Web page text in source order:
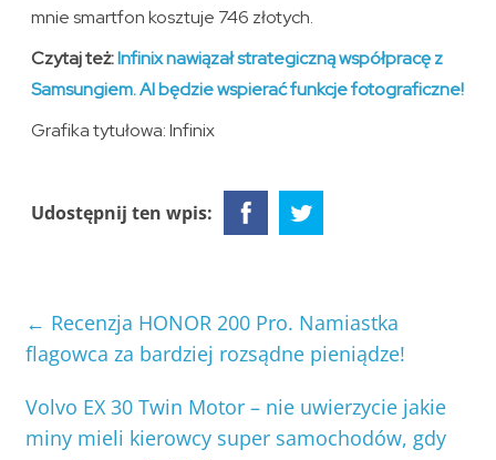
mnie smartfon kosztuje 746 złotych.
Czytaj też:Infinix nawiązał strategiczną współpracę z
Samsungiem. AI będzie wspierać funkcje fotograficzne!
Grafika tytułowa: Infinix
Udostępnij ten wpis:
← Recenzja HONOR 200 Pro. Namiastka
flagowca za bardziej rozsądne pieniądze!
Volvo EX 30 Twin Motor – nie uwierzycie jakie
miny mieli kierowcy super samochodów, gdy